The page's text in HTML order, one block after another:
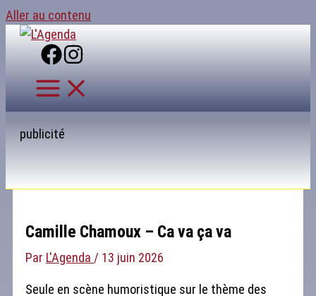
Aller au contenu
publicité
Camille Chamoux – Ca va ça va
Par L'Agenda / 13 juin 2026
Seule en scène humoristique sur le thème des